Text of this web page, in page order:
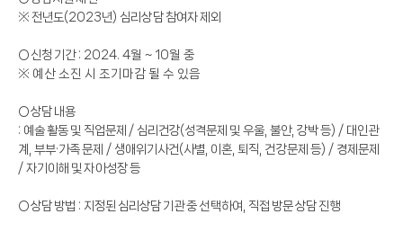
※ 전년도(2023년) 심리상담 참여자 제외
○ 신청 기간 : 2024. 4월 ~ 10월 중
※ 예산 소진 시 조기마감 될 수 있음
○상담 내용
: 예술 활동 및 직업문제 / 심리건강(성격문제 및 우울, 불안, 강박 등) / 대인관
계
,부부·가족 문제 / 생애위기사건(사별 이혼 ,퇴직 건강문제 등) / 경제문제
/ 자기이해 및 자아성장 등
○상담 방법 : 지정된 심리상담 기관 중 선택하여 직접 방문 상담 진행